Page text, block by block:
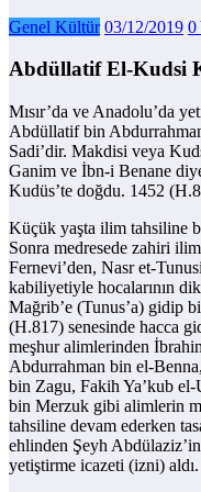
Genel Kültür 03/12/2019 0
Abdüllatif El-Kudsi
Mısır’da ve Anadolu’da
Abdüllatif bin
Sadi’dir. Makdisi veya
Ganim ve İbn-i Benane
Kudüs’te doğdu. 1452
Küçük yaşta ilim tahsiline
Sonra medresede zahiri
Fernevi’den, Nasr et-
kabiliyetiyle hocalarının
Mağrib’e (Tunus’a) gidip
(H.817) senesinde hacca
meşhur alimlerinden
Abdurrahman bin el-
bin Zagu, Fakih Ya’kub
bin Merzuk gibi alimlerin
tahsiline devam ederken
ehlinden Şeyh Abdülaziz’in
yetiştirme icazeti (izni)